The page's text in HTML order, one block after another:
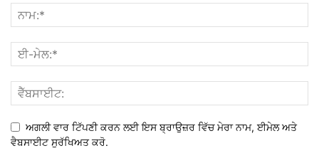
ਅਗਲੀ ਵਾਰ ਟਿੱਪਣੀ ਕਰਨ ਲਈ ਇਸ ਬ੍ਰਾਉਜ਼ਰ ਵਿੱਚ ਮੇਰਾ ਨਾਮ, ਈਮੇਲ ਅਤੇ
ਵੈਬਸਾਈਟ ਸੁਰੱਖਿਅਤ ਕਰੋ.